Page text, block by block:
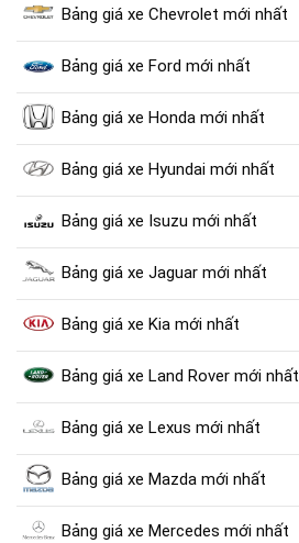
Bảng giá xe Chevrolet mới nhất
Bảng giá xe Ford mới nhất
Bảng giá xe Honda mới nhất
Bảng giá xe Hyundai mới nhất
Bảng giá xe Isuzu mới nhất
Bảng giá xe Jaguar mới nhất
Bảng giá xe Kia mới nhất
Bảng giá xe Land Rover mới nhất
Bảng giá xe Lexus mới nhất
Bảng giá xe Mazda mới nhất
Bảng giá xe Mercedes mới nhất